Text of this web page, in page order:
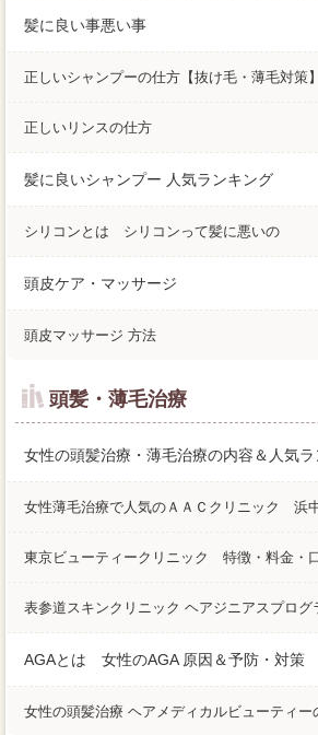
髪に良い事悪い事
正しいシャンプーの仕方【抜け毛・薄毛対策】
正しいリンスの仕方
髪に良いシャンプー 人気ランキング
シリコンとは シリコンって髪に悪いの
頭皮ケア・マッサージ
頭皮マッサージ 方法
頭髪・薄毛治療
女性の頭髪治療・薄毛治療の内容＆人気
女性薄毛治療で人気のＡＡＣクリニック 浜
東京ビューティークリニック 特徴・料金・
表参道スキンクリニック ヘアジニアスプログ
AGAとは 女性のAGA 原因＆予防・対策
女性の頭髪治療 ヘアメディカルビューティー